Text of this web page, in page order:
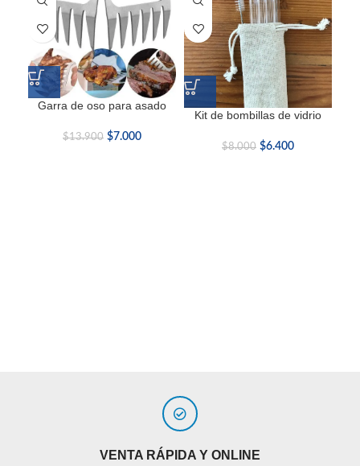
Garra de oso para asado
$13.900 $7.000
Kit de bombillas de vidrio
$8.000 $6.400
VENTA RÁPIDA Y ONLINE